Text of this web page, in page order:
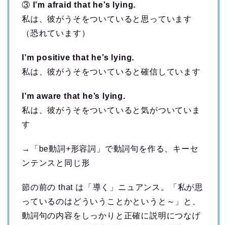
③ I’m afraid that he’s lying.
私は、彼がうそをついていると思っています
（恐れています）
I’m positive that he’s lying.
私は、彼がうそをついていると確信しています
I’m aware that he’s lying.
私は、彼がうそをついていると気がついていま
す
→「be動詞+形容詞」で動詞句を作る、キーセ
ンテンスと同じ形
節の前の that は「導く」ニュアンス。「私が思
っているのはどういうことかというと～」と、
動詞句の内容をしっかりと正確に説明につなげ